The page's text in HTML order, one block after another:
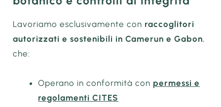
Lavoriamo esclusivamente con raccoglitori
autorizzati e sostenibili in Camerun e Gabon,
che:
Operano in conformità con permessi e
regolamenti CITES